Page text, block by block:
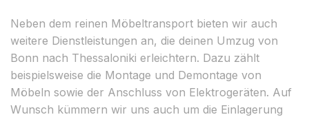
Neben dem reinen Möbeltransport bieten wir auch
weitere Dienstleistungen an, die deinen Umzug von
Bonn nach Thessaloniki erleichtern. Dazu zählt
beispielsweise die Montage und Demontage von
Möbeln sowie der Anschluss von Elektrogeräten. Auf
Wunsch kümmern wir uns auch um die Einlagerung